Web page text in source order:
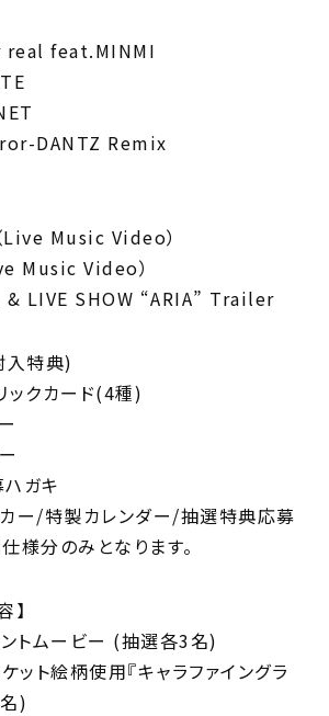
feat.MINMI
DANTZ Remix
Music Video）
Music Video）
& LIVE SHOW “ARIA” Trailer
入特典)
ックカード(4種)
ガキ
ー/特製カレンダー/抽選特典応募
様分のみとなります。
】
トムービー (抽選各3名)
ット絵柄使用『キャラファイングラ
)